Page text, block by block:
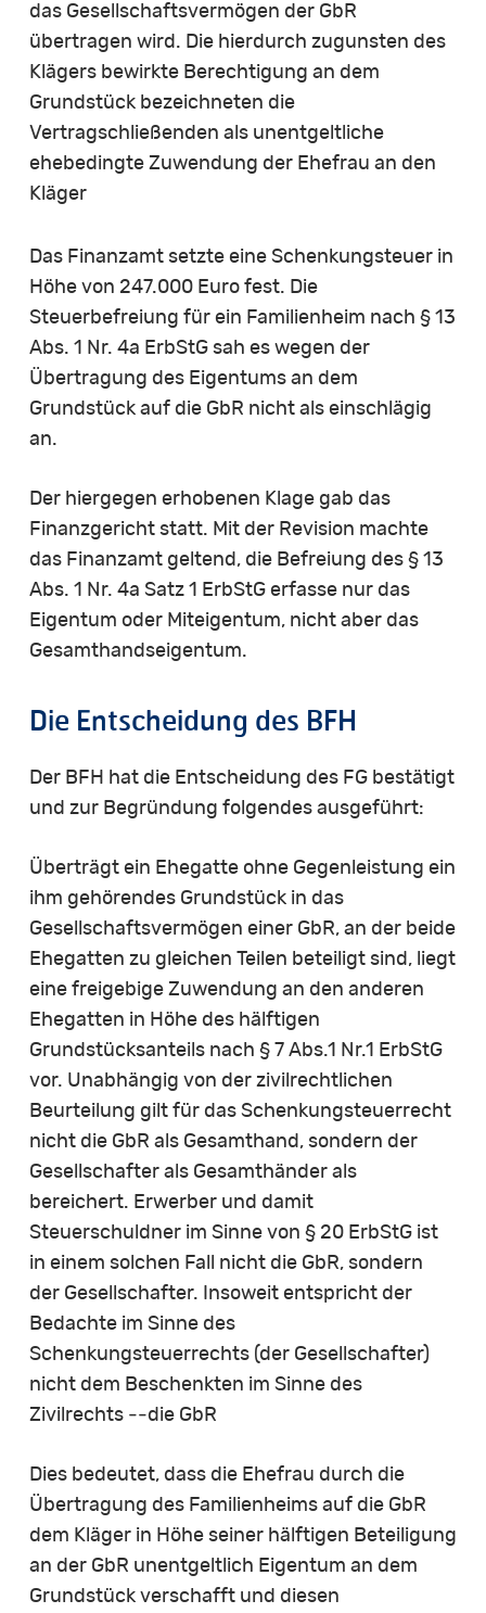
das Gesellschaftsvermögen der GbR
übertragen wird. Die hierdurch zugunsten des
Klägers bewirkte Berechtigung an dem
Grundstück bezeichneten die
Vertragschließenden als unentgeltliche
ehebedingte Zuwendung der Ehefrau an den
Kläger
Das Finanzamt setzte eine Schenkungsteuer in
Höhe von 247.000 Euro fest. Die
Steuerbefreiung für ein Familienheim nach § 13
Abs. 1 Nr. 4a ErbStG sah es wegen der
Übertragung des Eigentums an dem
Grundstück auf die GbR nicht als einschlägig
an.
Der hiergegen erhobenen Klage gab das
Finanzgericht statt. Mit der Revision machte
das Finanzamt geltend, die Befreiung des § 13
Abs. 1 Nr. 4a Satz 1 ErbStG erfasse nur das
Eigentum oder Miteigentum, nicht aber das
Gesamthandseigentum.
Die Entscheidung des BFH
Der BFH hat die Entscheidung des FG bestätigt
und zur Begründung folgendes ausgeführt:
Überträgt ein Ehegatte ohne Gegenleistung ein
ihm gehörendes Grundstück in das
Gesellschaftsvermögen einer GbR, an der beide
Ehegatten zu gleichen Teilen beteiligt sind, liegt
eine freigebige Zuwendung an den anderen
Ehegatten in Höhe des hälftigen
Grundstücksanteils nach § 7 Abs.1 Nr.1 ErbStG
vor. Unabhängig von der zivilrechtlichen
Beurteilung gilt für das Schenkungsteuerrecht
nicht die GbR als Gesamthand, sondern der
Gesellschafter als Gesamthänder als
bereichert. Erwerber und damit
Steuerschuldner im Sinne von § 20 ErbStG ist
in einem solchen Fall nicht die GbR, sondern
der Gesellschafter. Insoweit entspricht der
Bedachte im Sinne des
Schenkungsteuerrechts (der Gesellschafter)
nicht dem Beschenkten im Sinne des
Zivilrechts ‑‑die GbR
Dies bedeutet, dass die Ehefrau durch die
Übertragung des Familienheims auf die GbR
dem Kläger in Höhe seiner hälftigen Beteiligung
an der GbR unentgeltlich Eigentum an dem
Grundstück verschafft und diesen